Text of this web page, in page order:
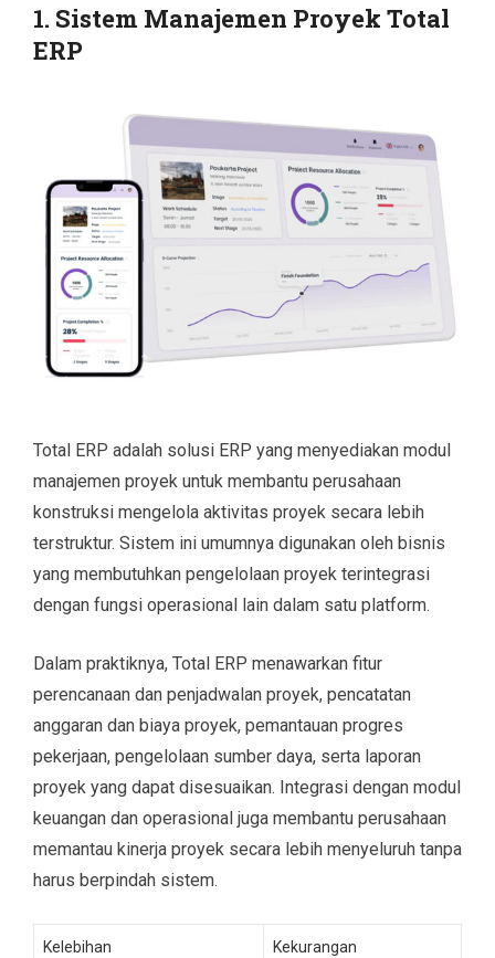
1. Sistem Manajemen Proyek Total
ERP
Total ERP adalah solusi ERP yang menyediakan modul
manajemen proyek untuk membantu perusahaan
konstruksi mengelola aktivitas proyek secara lebih
terstruktur. Sistem ini umumnya digunakan oleh bisnis
yang membutuhkan pengelolaan proyek terintegrasi
dengan fungsi operasional lain dalam satu platform.
Dalam praktiknya, Total ERP menawarkan fitur
perencanaan dan penjadwalan proyek, pencatatan
anggaran dan biaya proyek, pemantauan progres
pekerjaan, pengelolaan sumber daya, serta laporan
proyek yang dapat disesuaikan. Integrasi dengan modul
keuangan dan operasional juga membantu perusahaan
memantau kinerja proyek secara lebih menyeluruh tanpa
harus berpindah sistem.
Kelebihan
Kekurangan